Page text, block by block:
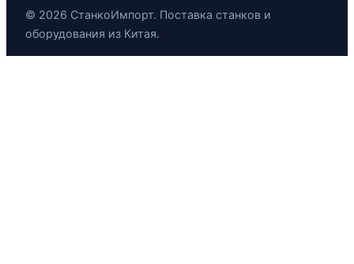
© 2026 СтанкоИмпорт. Поставка станков и
оборудования из Китая.